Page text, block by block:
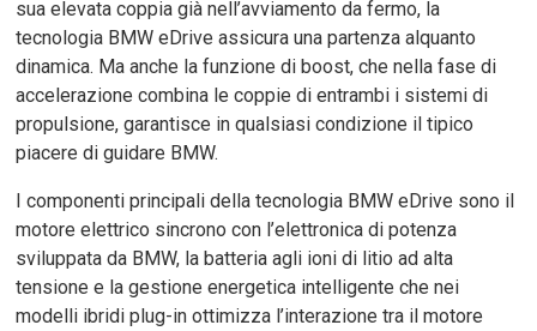
sua elevata coppia già nell’avviamento da fermo, la
tecnologia BMW eDrive assicura una partenza alquanto
dinamica. Ma anche la funzione di boost, che nella fase di
accelerazione combina le coppie di entrambi i sistemi di
propulsione, garantisce in qualsiasi condizione il tipico
piacere di guidare BMW.
I componenti principali della tecnologia BMW eDrive sono il
motore elettrico sincrono con l’elettronica di potenza
sviluppata da BMW, la batteria agli ioni di litio ad alta
tensione e la gestione energetica intelligente che nei
modelli ibridi plug-in ottimizza l’interazione tra il motore